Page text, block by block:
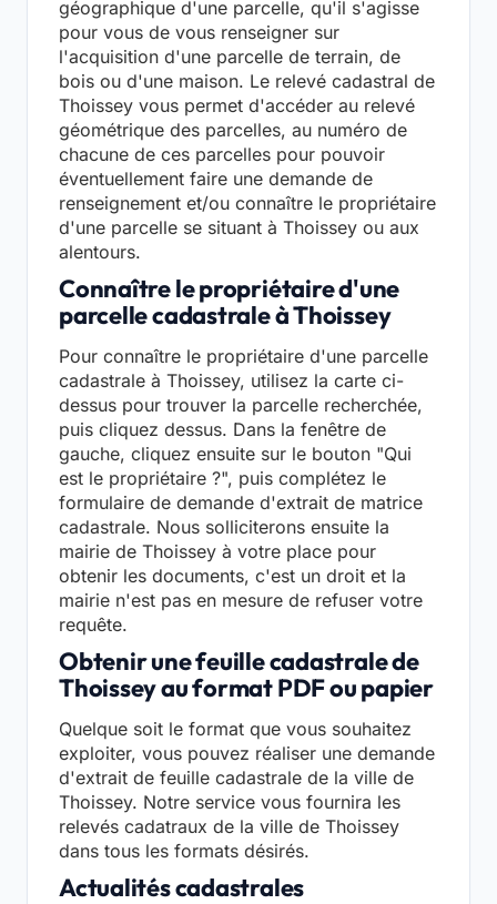
géographique d'une parcelle, qu'il s'agisse
pour vous de vous renseigner sur
l'acquisition d'une parcelle de terrain, de
bois ou d'une maison. Le relevé cadastral de
Thoissey vous permet d'accéder au relevé
géométrique des parcelles, au numéro de
chacune de ces parcelles pour pouvoir
éventuellement faire une demande de
renseignement et/ou connaître le propriétaire
d'une parcelle se situant à Thoissey ou aux
alentours.
Connaître le propriétaire d'une
parcelle cadastrale à Thoissey
Pour connaître le propriétaire d'une parcelle
cadastrale à Thoissey, utilisez la carte ci-
dessus pour trouver la parcelle recherchée,
puis cliquez dessus. Dans la fenêtre de
gauche, cliquez ensuite sur le bouton "Qui
est le propriétaire ?", puis complétez le
formulaire de demande d'extrait de matrice
cadastrale. Nous solliciterons ensuite la
mairie de Thoissey à votre place pour
obtenir les documents, c'est un droit et la
mairie n'est pas en mesure de refuser votre
requête.
Obtenir une feuille cadastrale de
Thoissey au format PDF ou papier
Quelque soit le format que vous souhaitez
exploiter, vous pouvez réaliser une demande
d'extrait de feuille cadastrale de la ville de
Thoissey. Notre service vous fournira les
relevés cadatraux de la ville de Thoissey
dans tous les formats désirés.
Actualités cadastrales